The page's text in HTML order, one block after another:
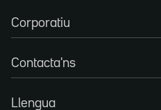
Corporatiu
Contacta'ns
Llengua